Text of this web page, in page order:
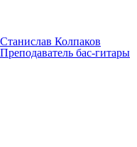
Станислав Колпаков
Преподаватель бас-гитары